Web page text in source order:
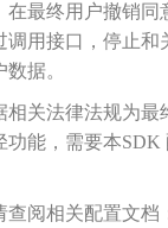
在最终用户撤销同
调用接口，停止和
据。
相关法律法规为
功能，需要本SDK
阅相关配置文档